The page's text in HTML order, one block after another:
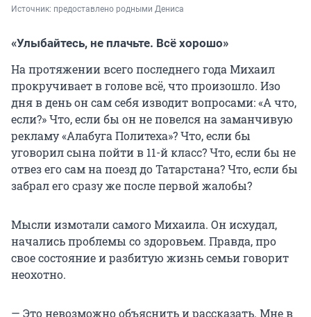
Источник: предоставлено родными Дениса
«Улыбайтесь, не плачьте. Всё хорошо»
На протяжении всего последнего года Михаил
прокручивает в голове всё, что произошло. Изо
дня в день он сам себя изводит вопросами: «А что,
если?» Что, если бы он не повелся на заманчивую
рекламу «Алабуга Политеха»? Что, если бы
уговорил сына пойти в 11-й класс? Что, если бы не
отвез его сам на поезд до Татарстана? Что, если бы
забрал его сразу же после первой жалобы?
Мысли измотали самого Михаила. Он исхудал,
начались проблемы со здоровьем. Правда, про
свое состояние и разбитую жизнь семьи говорит
неохотно.
— Это невозможно объяснить и рассказать. Мне в